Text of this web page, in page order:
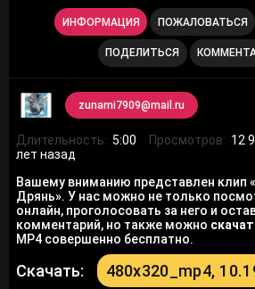
ИНФОРМАЦИЯ ПОЖАЛОВАТЬСЯ
ПОДЕЛИТЬСЯ
zunami7909@mail.ru
Длительность: 5:00 Просмотров: 12
лет назад
Вашему вниманию представлен клип
Дрянь». У нас можно не только
онлайн, проголосовать за него и
комментарий, но также можно
MP4 совершенно бесплатно.
Скачать: 480x320_mp4,